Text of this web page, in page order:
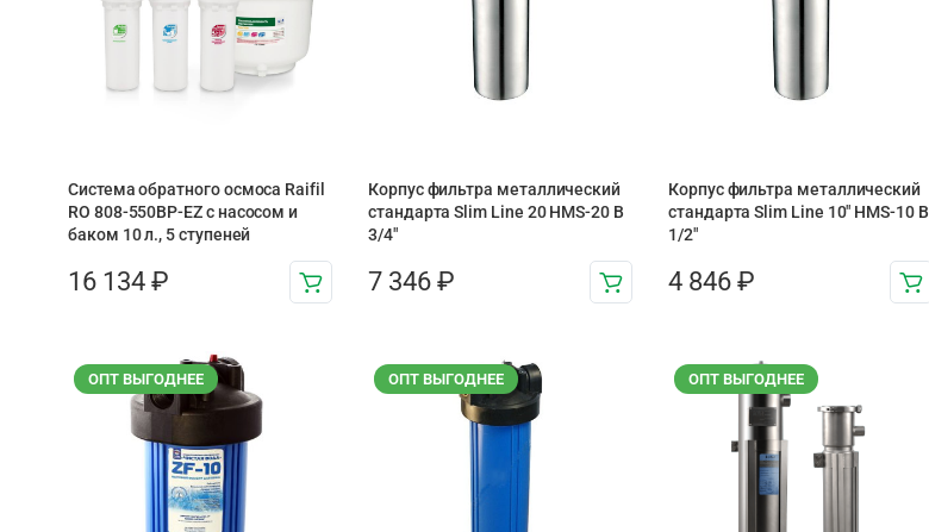
Система обратного осмоса Raifil
RO 808-550BP-EZ с насосом и
баком 10 л., 5 ступеней
16 134 ₽
Корпус фильтра металлический
стандарта Slim Line 20 HMS-20 B
3/4″
7 346 ₽
Корпус фильтра металлический
стандарта Slim Line 10″ HMS-10 B
1/2″
4 846 ₽
ОПТ ВЫГОДНЕЕ ОПТ ВЫГОДНЕЕ ОПТ ВЫГОДНЕЕ